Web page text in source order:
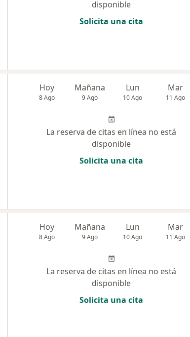
disponible
Solicita una cita
Hoy
8 Ago
Mañana
9 Ago
Lun
10 Ago
Mar
11 Ago
La reserva de citas en línea no está
disponible
Solicita una cita
Hoy
8 Ago
Mañana
9 Ago
Lun
10 Ago
Mar
11 Ago
La reserva de citas en línea no está
disponible
Solicita una cita